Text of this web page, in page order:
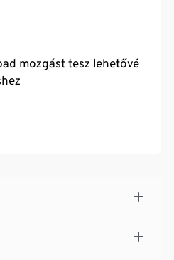
mozgást tesz lehetővé